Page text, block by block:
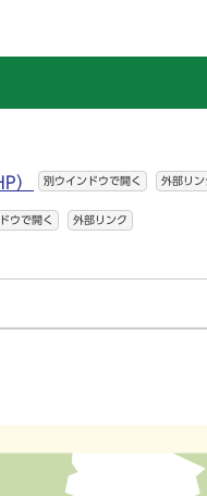
） 別ウインドウで開く 外部リン
ウで開く 外部リンク